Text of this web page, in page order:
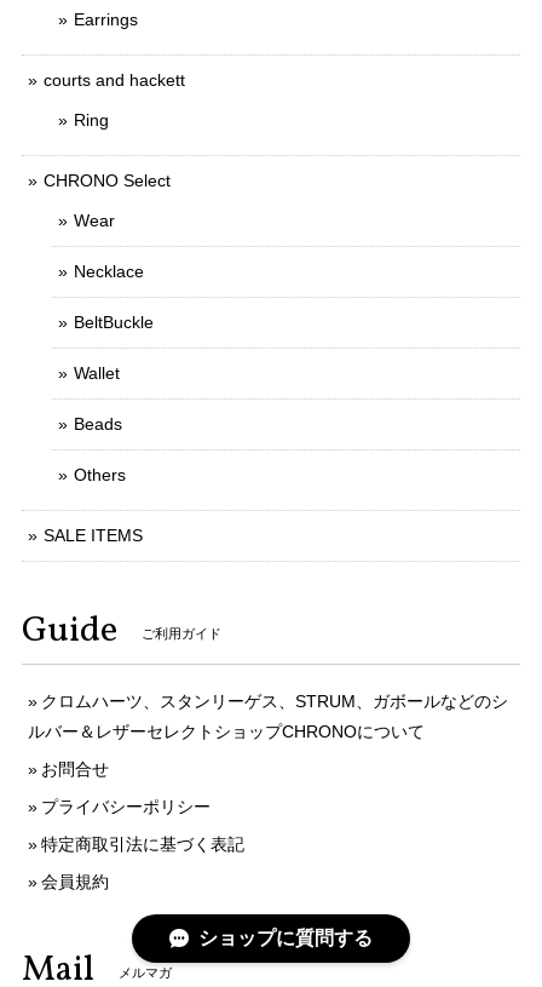
Earrings
courts and hackett
Ring
CHRONO Select
Wear
Necklace
BeltBuckle
Wallet
Beads
Others
SALE ITEMS
Guide ご利用ガイド
クロムハーツ、スタンリーゲス、STRUM、ガボールなどのシ
ルバー＆レザーセレクトショップCHRONOについて
お問合せ
プライバシーポリシー
特定商取引法に基づく表記
会員規約
Mail メルマガ
ショップに質問する